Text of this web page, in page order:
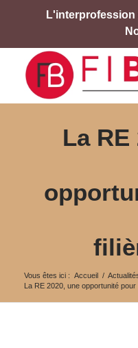
L'interprofession
La RE
Vous êtes ici : Accueil /
La RE 2020, une opportunité pour